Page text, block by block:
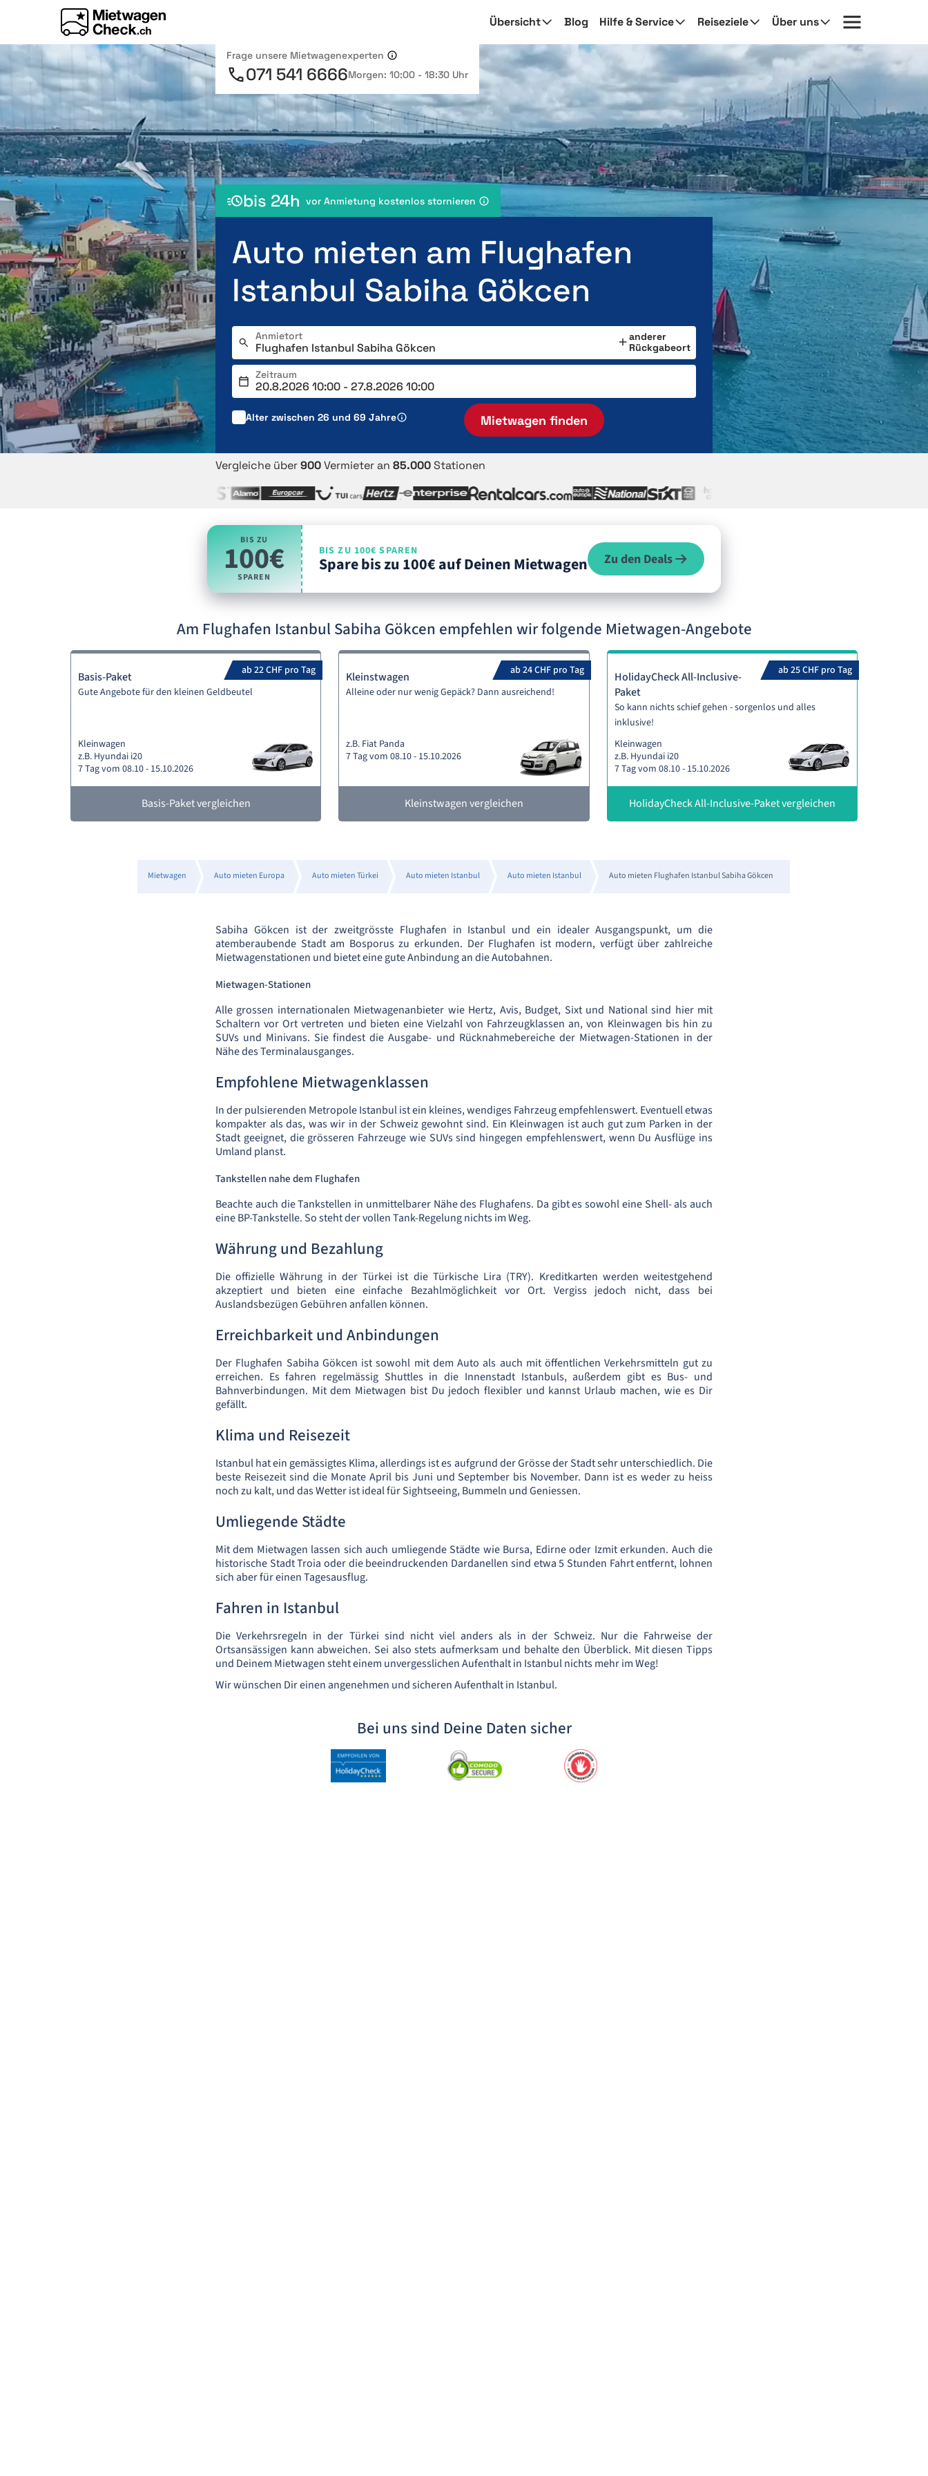
Übersicht Blog Hilfe & Service Reiseziele Über uns
Frage unsere Mietwagenexperten
071 541 6666Morgen: 10:00 - 18:30 Uhr
bis 24h vor Anmietung kostenlos stornieren
Auto mieten am Flughafen
Istanbul Sabiha Gökcen
Anmietort
anderer
Rückgabeort
Zeitraum
Alter zwischen 26 und 69 Jahre Mietwagen finden
Vergleiche über900Vermieter an 85.000Stationen
BIS ZU
100€
SPAREN
BIS ZU 100€ SPAREN
Spare bis zu 100€ auf Deinen Mietwagen Zu den Deals
Am Flughafen Istanbul Sabiha Gökcen empfehlen wir folgende Mietwagen-Angebote
ab 22 CHF pro Tag
Basis-Paket
Gute Angebote für den kleinen Geldbeutel
Kleinwagen
z.B. Hyundai i20
7 Tag vom 08.10 - 15.10.2026
Basis-Paket vergleichen
ab 24 CHF pro Tag
Kleinstwagen
Alleine oder nur wenig Gepäck? Dann ausreichend!
z.B. Fiat Panda
7 Tag vom 08.10 - 15.10.2026
Kleinstwagen vergleichen
ab 25 CHF pro Tag
HolidayCheck All-Inclusive-
Paket
So kann nichts schief gehen - sorgenlos und alles
inklusive!
Kleinwagen
z.B. Hyundai i20
7 Tag vom 08.10 - 15.10.2026
HolidayCheck All-Inclusive-Paket vergleichen
Mietwagen Auto mieten Europa Auto mieten Türkei Auto mieten Istanbul Auto mieten Istanbul Auto mieten Flughafen Istanbul Sabiha Gökcen
Sabiha Gökcen ist der zweitgrösste Flughafen in Istanbul und ein idealer Ausgangspunkt, um die
atemberaubende Stadt am Bosporus zu erkunden. Der Flughafen ist modern, verfügt über zahlreiche
Mietwagenstationen und bietet eine gute Anbindung an die Autobahnen.
Mietwagen-Stationen
Alle grossen internationalen Mietwagenanbieter wie Hertz, Avis, Budget, Sixt und National sind hier mit
Schaltern vor Ort vertreten und bieten eine Vielzahl von Fahrzeugklassen an, von Kleinwagen bis hin zu
SUVs und Minivans. Sie findest die Ausgabe- und Rücknahmebereiche der Mietwagen-Stationen in der
Nähe des Terminalausganges.
Empfohlene Mietwagenklassen
In der pulsierenden Metropole Istanbul ist ein kleines, wendiges Fahrzeug empfehlenswert. Eventuell etwas
kompakter als das, was wir in der Schweiz gewohnt sind. Ein Kleinwagen ist auch gut zum Parken in der
Stadt geeignet, die grösseren Fahrzeuge wie SUVs sind hingegen empfehlenswert, wenn Du Ausflüge ins
Umland planst.
Tankstellen nahe dem Flughafen
Beachte auch die Tankstellen in unmittelbarer Nähe des Flughafens. Da gibt es sowohl eine Shell- als auch
eine BP-Tankstelle. So steht der vollen Tank-Regelung nichts im Weg.
Währung und Bezahlung
Die offizielle Währung in der Türkei ist die Türkische Lira (TRY). Kreditkarten werden weitestgehend
akzeptiert und bieten eine einfache Bezahlmöglichkeit vor Ort. Vergiss jedoch nicht, dass bei
Auslandsbezügen Gebühren anfallen können.
Erreichbarkeit und Anbindungen
Der Flughafen Sabiha Gökcen ist sowohl mit dem Auto als auch mit öffentlichen Verkehrsmitteln gut zu
erreichen. Es fahren regelmässig Shuttles in die Innenstadt Istanbuls, außerdem gibt es Bus- und
Bahnverbindungen. Mit dem Mietwagen bist Du jedoch flexibler und kannst Urlaub machen, wie es Dir
gefällt.
Klima und Reisezeit
Istanbul hat ein gemässigtes Klima, allerdings ist es aufgrund der Grösse der Stadt sehr unterschiedlich. Die
beste Reisezeit sind die Monate April bis Juni und September bis November. Dann ist es weder zu heiss
noch zu kalt, und das Wetter ist ideal für Sightseeing, Bummeln und Geniessen.
Umliegende Städte
Mit dem Mietwagen lassen sich auch umliegende Städte wie Bursa, Edirne oder Izmit erkunden. Auch die
historische Stadt Troia oder die beeindruckenden Dardanellen sind etwa 5 Stunden Fahrt entfernt, lohnen
sich aber für einen Tagesausflug.
Fahren in Istanbul
Die Verkehrsregeln in der Türkei sind nicht viel anders als in der Schweiz. Nur die Fahrweise der
Ortsansässigen kann abweichen. Sei also stets aufmerksam und behalte den Überblick. Mit diesen Tipps
und Deinem Mietwagen steht einem unvergesslichen Aufenthalt in Istanbul nichts mehr im Weg!
Wir wünschen Dir einen angenehmen und sicheren Aufenthalt in Istanbul.
Bei uns sind Deine Daten sicher